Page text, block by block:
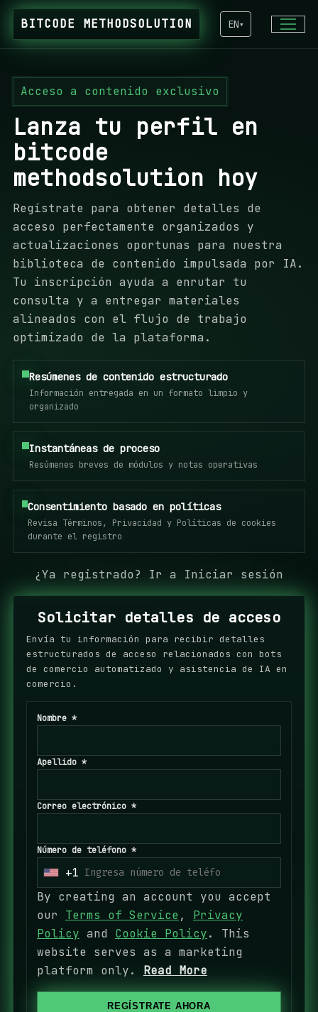
BITCODE METHODSOLUTION EN▾
Acceso a contenido exclusivo
Lanza tu perfil en
bitcode
methodsolution hoy
Regístrate para obtener detalles de
acceso perfectamente organizados y
actualizaciones oportunas para nuestra
biblioteca de contenido impulsada por IA.
Tu inscripción ayuda a enrutar tu
consulta y a entregar materiales
alineados con el flujo de trabajo
optimizado de la plataforma.
Resúmenes de contenido estructurado
Información entregada en un formato limpio y
organizado
Instantáneas de proceso
Resúmenes breves de módulos y notas operativas
Consentimiento basado en políticas
Revisa Términos, Privacidad y Políticas de cookies
durante el registro
¿Ya registrado? Ir a Iniciar sesión
Solicitar detalles de acceso
Envía tu información para recibir detalles
estructurados de acceso relacionados con bots
de comercio automatizado y asistencia de IA en
comercio.
Nombre *
Apellido *
Correo electrónico *
Número de teléfono *
U
i
t
e
d
S
+1
By creating an account you accept
our Terms of Service , Privacy
Policy and Cookie Policy. This
website serves as a marketing
platform only. Read More
REGÍSTRATE AHORA